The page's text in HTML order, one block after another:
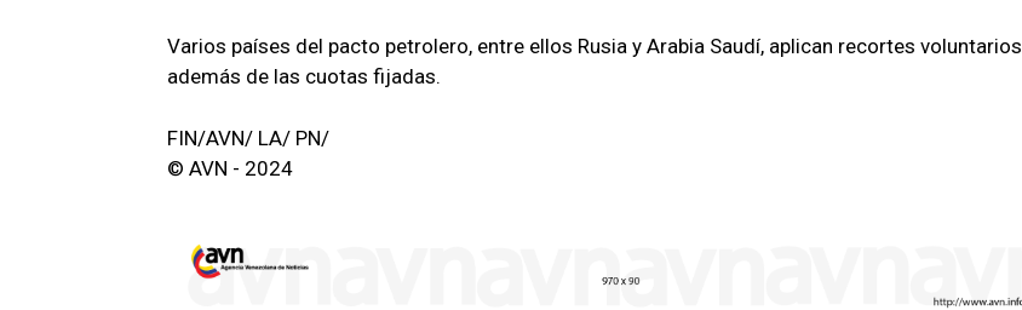
Varios países del pacto petrolero, entre ellos Rusia y Arabia Saudí, aplican recortes voluntarios
además de las cuotas fijadas.
FIN/AVN/ LA/ PN/
© AVN - 2024